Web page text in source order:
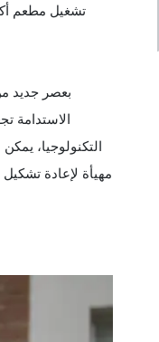
تشغيل مطعم
الاستدامة
التكنولوجيا،